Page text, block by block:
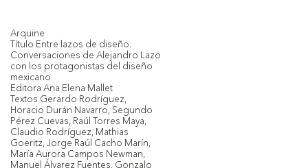
Arquine
Título Entre lazos de diseño.
Conversaciones de Alejandro Lazo
con los protagonistas del diseño
mexicano
Editora Ana Elena Mallet
Textos Gerardo Rodríguez,
Horacio Durán Navarro, Segundo
Pérez Cuevas, Raúl Torres Maya,
Claudio Rodríguez, Mathias
Goeritz, Jorge Raúl Cacho Marín,
María Aurora Campos Newman,
Manuel Álvarez Fuentes, Gonzalo